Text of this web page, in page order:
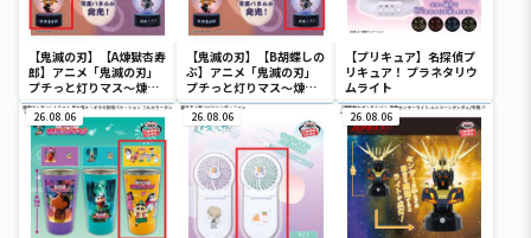
【鬼滅の刃】【A煉獄杏寿
郎】アニメ「鬼滅の刃」
プチっと灯りマス～煉獄
杏寿郎・胡蝶しのぶ～
【鬼滅の刃】【B胡蝶しの
ぶ】アニメ「鬼滅の刃」
プチっと灯りマス～煉獄
杏寿郎・胡蝶しのぶ～
【プリキュア】名探偵プ
リキュア！ プラネタリウ
ムライト
26.08.06 26.08.06 26.08.06